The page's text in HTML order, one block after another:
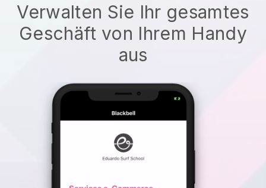
Verwalten Sie Ihr gesamtes
Geschäft von Ihrem Handy
aus